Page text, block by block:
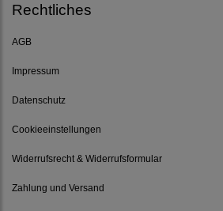
Rechtliches
AGB
Impressum
Datenschutz
Cookieeinstellungen
Widerrufsrecht & Widerrufsformular
Zahlung und Versand